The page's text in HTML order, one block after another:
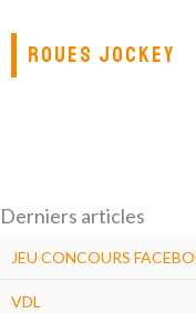
ROUES JOCKEY
Derniers articles
JEU CONCOURS
VDL